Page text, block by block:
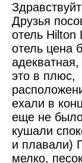
Друзья
отель Hilton
отель цена
это в плюс,
ехали в
еще не было
кушали
и плавали)
мелко,